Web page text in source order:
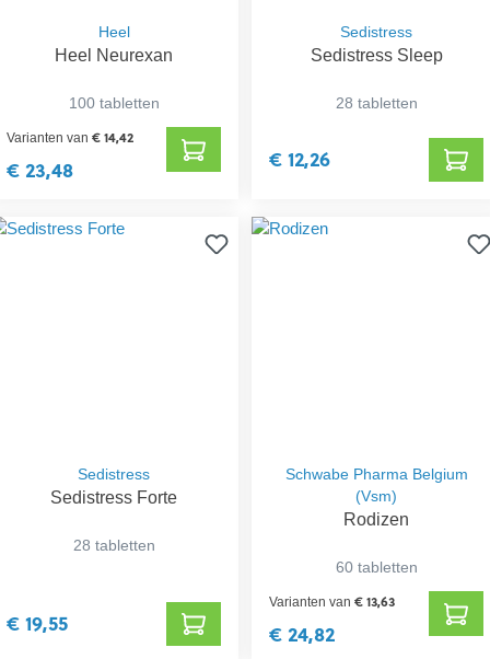
Heel
Heel Neurexan
100 tabletten
Varianten van€ 14,42
€ 23,48
Sedistress
Sedistress Sleep
28 tabletten
€ 12,26
Sedistress
Sedistress Forte
28 tabletten
€ 19,55
Schwabe Pharma Belgium
(Vsm)
Rodizen
60 tabletten
Varianten van€ 13,63
€ 24,82